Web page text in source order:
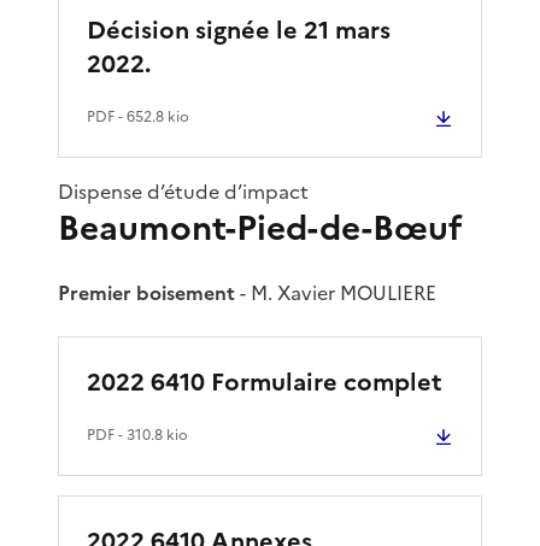
Décision signée le 21 mars
2022.
PDF- 652.8 kio
Dispense d’étude d’impact
Beaumont-Pied-de-Bœuf
Premier boisement- M. Xavier MOULIERE
2022 6410 Formulaire complet
PDF- 310.8 kio